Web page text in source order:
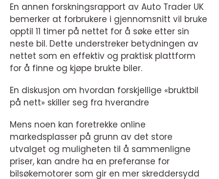
En annen forskningsrapport av Auto Trader UK
bemerker at forbrukere i gjennomsnitt vil bruke
opptil 11 timer på nettet for å søke etter sin
neste bil. Dette understreker betydningen av
nettet som en effektiv og praktisk plattform
for å finne og kjøpe brukte biler.
En diskusjon om hvordan forskjellige «bruktbil
på nett» skiller seg fra hverandre
Mens noen kan foretrekke online
markedsplasser på grunn av det store
utvalget og muligheten til å sammenligne
priser, kan andre ha en preferanse for
bilsøkemotorer som gir en mer skreddersydd